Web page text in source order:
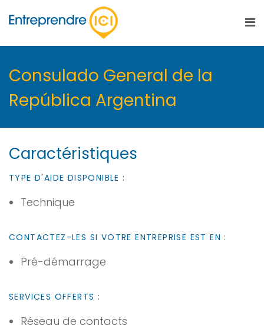
Consulado General de la
República Argentina
Caractéristiques
TYPE D'AIDE DISPONIBLE :
Technique
CONTACTEZ-LES SI VOTRE ENTREPRISE EST EN :
Pré-démarrage
SERVICES OFFERTS :
Réseau de contacts